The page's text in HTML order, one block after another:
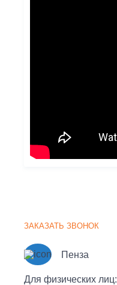
ЗАКАЗАТЬ ЗВОНОК
Пенза
Для физических лиц: